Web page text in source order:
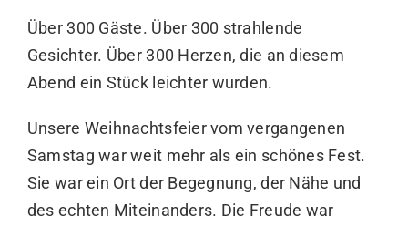
Über 300 Gäste. Über 300 strahlende
Gesichter. Über 300 Herzen, die an diesem
Abend ein Stück leichter wurden.
Unsere Weihnachtsfeier vom vergangenen
Samstag war weit mehr als ein schönes Fest.
Sie war ein Ort der Begegnung, der Nähe und
des echten Miteinanders. Die Freude war